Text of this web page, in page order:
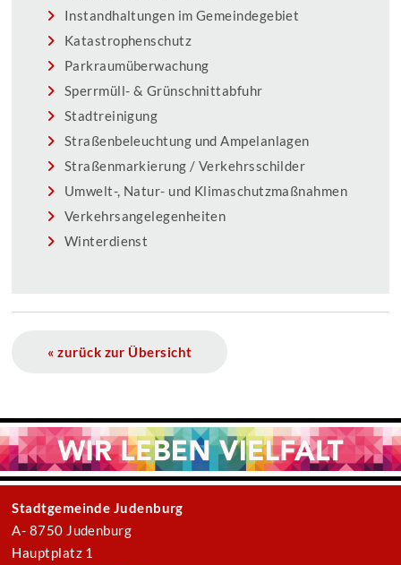
Instandhaltungen im Gemeindegebiet
Katastrophenschutz
Parkraumüberwachung
Sperrmüll- & Grünschnittabfuhr
Stadtreinigung
Straßenbeleuchtung und Ampelanlagen
Straßenmarkierung / Verkehrsschilder
Umwelt-, Natur- und Klimaschutzmaßnahmen
Verkehrsangelegenheiten
Winterdienst
« zurück zur Übersicht
Stadtgemeinde Judenburg
A- 8750 Judenburg
Hauptplatz 1